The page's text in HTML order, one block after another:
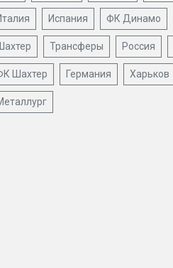
Испания ФК Динамо
Шахтер Трансферы Россия
Шахтер Германия Харьков